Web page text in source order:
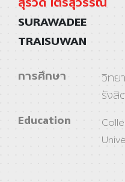
SURAWADEE
TRAISUWAN
การศึกษา
วิทย
รังสิ
Education